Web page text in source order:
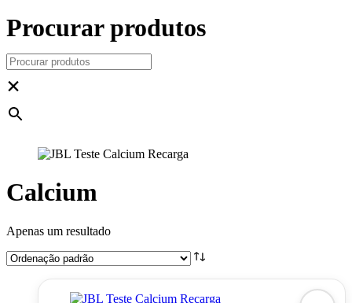
Procurar produtos
×
Calcium
Apenas um resultado